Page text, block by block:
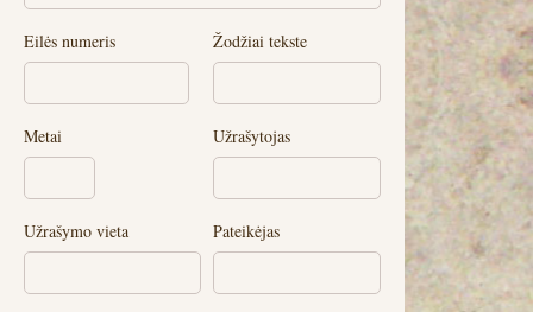
Eilės numeris Žodžiai tekste
Metai Užrašytojas
Užrašymo vieta Pateikėjas